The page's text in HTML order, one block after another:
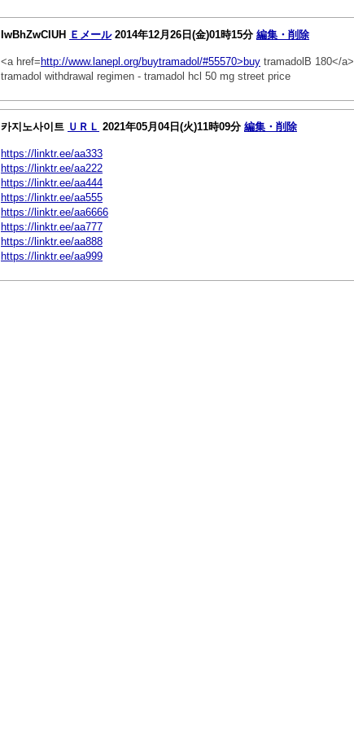
IwBhZwClUH Ｅメール 2014年12月26日(金)01時15分 編集・削除
<a href= http://www.lanepl.org/buytramadol/#55570>buy tramadolВ 180</a>
tramadol withdrawal regimen - tramadol hcl 50 mg street price
카지노사이트 ＵＲＬ 2021年05月04日(火)11時09分 編集・削除
https://linktr.ee/aa333
https://linktr.ee/aa222
https://linktr.ee/aa444
https://linktr.ee/aa555
https://linktr.ee/aa6666
https://linktr.ee/aa777
https://linktr.ee/aa888
https://linktr.ee/aa999